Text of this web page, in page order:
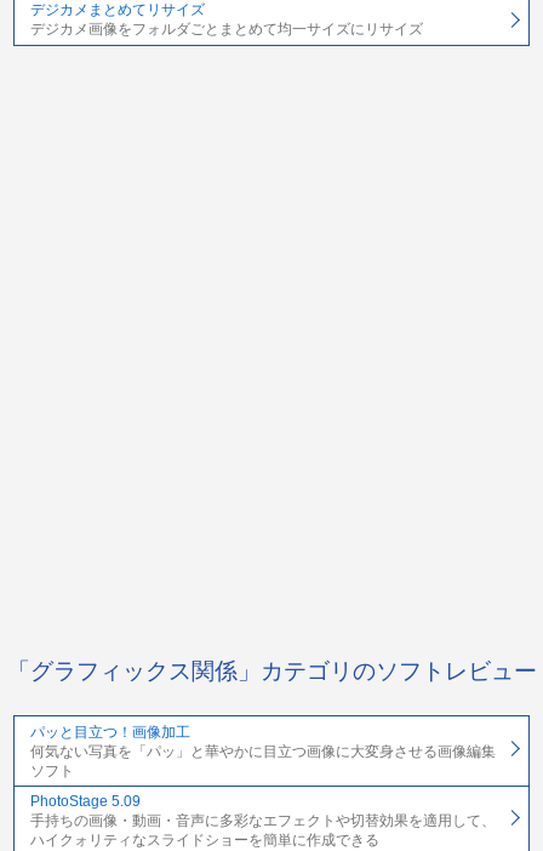
デジカメまとめてリサイズ
デジカメ画像をフォルダごとまとめて均一サイズにリサイズ
「グラフィックス関係」カテゴリのソフトレビュー
パッと目立つ！画像加工
何気ない写真を「パッ」と華やかに目立つ画像に大変身させる画像編集
ソフト
PhotoStage 5.09
手持ちの画像・動画・音声に多彩なエフェクトや切替効果を適用して、
ハイクォリティなスライドショーを簡単に作成できる